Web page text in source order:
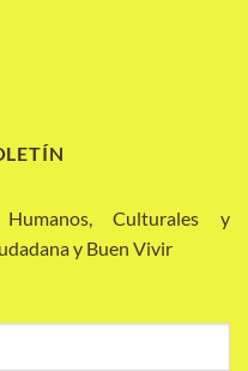
Culturales y
y Buen Vivir